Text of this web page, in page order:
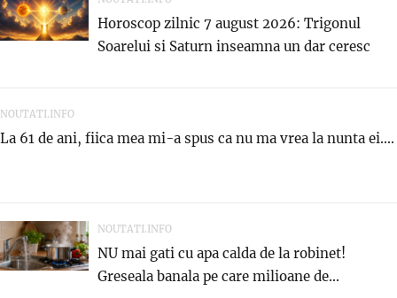
Horoscop zilnic 7 august 2026: Trigonul
Soarelui si Saturn inseamna un dar ceresc
NOUTATI.INFO
La 61 de ani, fiica mea mi-a spus ca nu ma vrea la nunta ei....
NOUTATI.INFO
NU mai gati cu apa calda de la robinet!
Greseala banala pe care milioane de...